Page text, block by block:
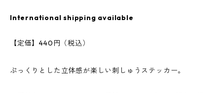
International shipping available
【定価】440円（税込）
ぷっくりとした立体感が楽しい刺しゅうステッカー。